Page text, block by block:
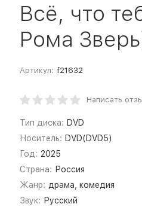
Всё, что
Рома
Артикул: f21632
Написать
Тип диска: DVD
Носитель: DVD(DVD5)
Год: 2025
Страна: Россия
Жанр: драма, комедия
Звук: Русский